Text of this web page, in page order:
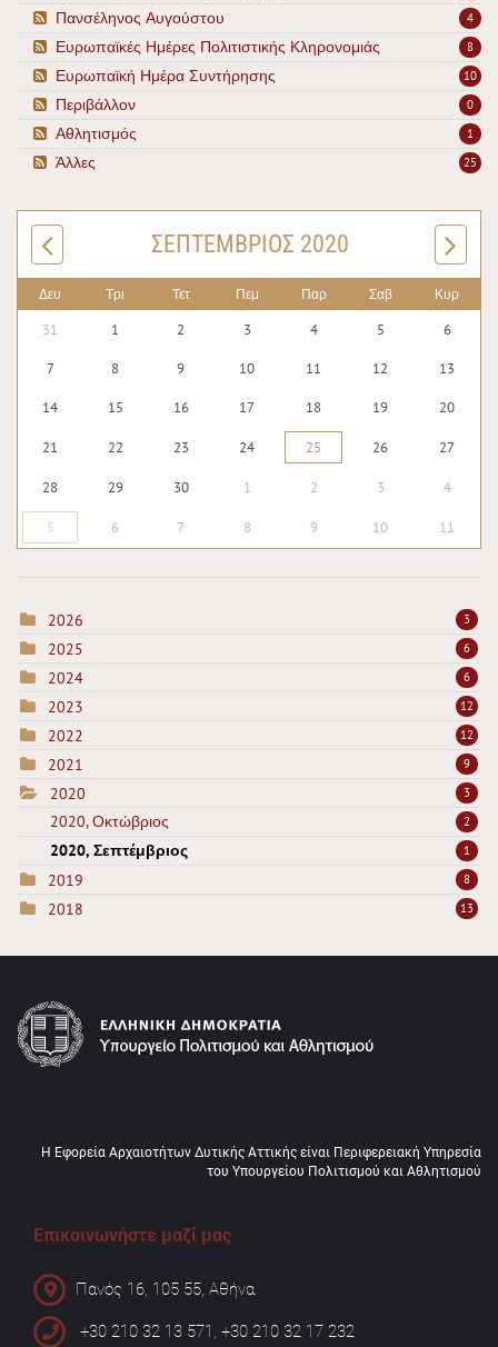
4
Πανσέληνος Αυγούστου
8
Ευρωπαϊκές Ημέρες Πολιτιστικής Κληρονομιάς
10
Ευρωπαϊκή Ημέρα Συντήρησης
0
Περιβάλλον
1
Αθλητισμός
25
Άλλες
ΣΕΠΤΈΜΒΡΙΟΣ 2020
Δευ Τρι Τετ Πεμ Παρ Σαβ Κυρ
31 1 2 3 4 5 6
7 8 9 10 11 12 13
14 15 16 17 18 19 20
21 22 23 24 25 26 27
28 29 30 1 2 3 4
5 6 7 8 9 10 11
2026 3
2025 6
2024 6
2023 12
2022 12
2021 9
2020 3
2020, Οκτώβριος 2
2020, Σεπτέμβριος 1
2019 8
2018 13
Η Εφορεία Αρχαιοτήτων Δυτικής Αττικής είναι Περιφερειακή Υπηρεσία
του Υπουργείου Πολιτισμού και Αθλητισμού
Επικοινωνήστε μαζί μας
Πανός 16, 105 55, Αθήνα
+30 210 32 13 571, +30 210 32 17 232